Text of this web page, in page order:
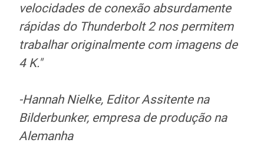
velocidades de conexão absurdamente
rápidas do Thunderbolt 2 nos permitem
trabalhar originalmente com imagens de
4 K."
-Hannah Nielke, Editor Assitente na
Bilderbunker, empresa de produção na
Alemanha